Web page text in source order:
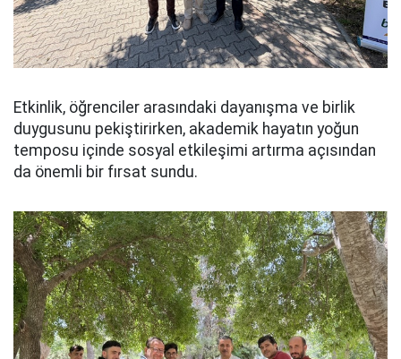
Etkinlik, öğrenciler arasındaki dayanışma ve birlik
duygusunu pekiştirirken, akademik hayatın yoğun
temposu içinde sosyal etkileşimi artırma açısından
da önemli bir fırsat sundu.